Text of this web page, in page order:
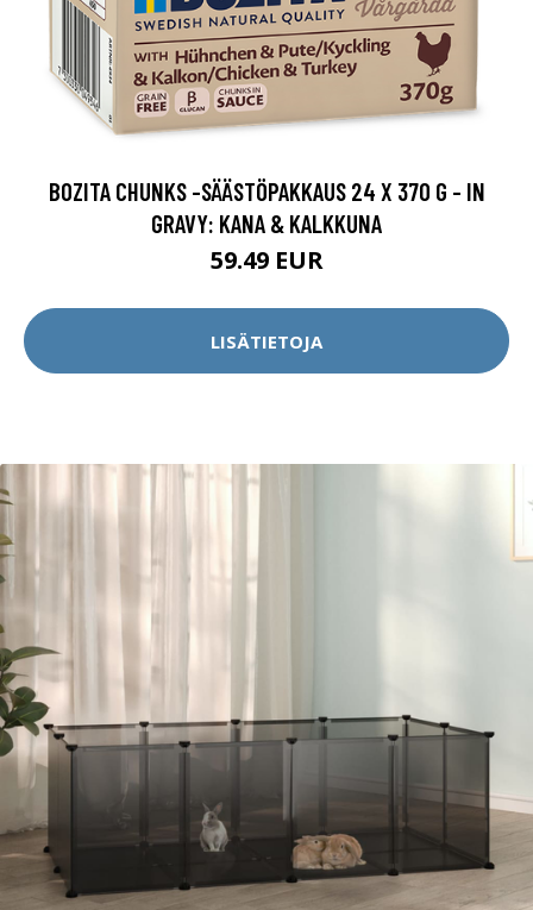
BOZITA CHUNKS -SÄÄSTÖPAKKAUS 24 X 370 G - IN
GRAVY: KANA & KALKKUNA
59.49 EUR
LISÄTIETOJA